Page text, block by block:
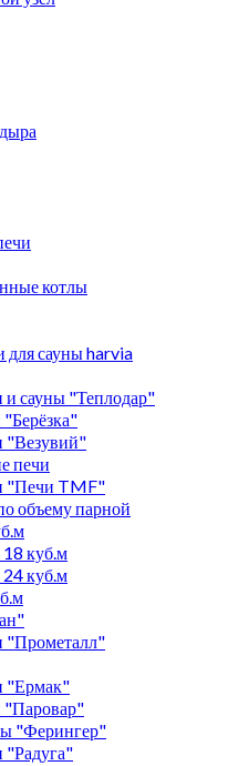
котлы
для сауны harvia
и сауны "Теплодар"
"Везувий"
печи
"Печи TMF"
объему парной
18 куб.м
24 куб.м
"Прометалл"
"Ермак"
"Паровар"
"Ферингер"
"Радуга"